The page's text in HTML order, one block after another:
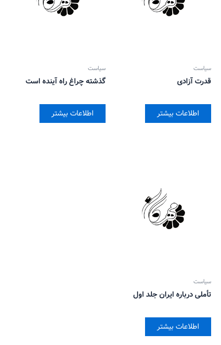
سیاست
قدرت آزادی
اطلاعات بیشتر
سیاست
گذشته چراغ راه آینده است
اطلاعات بیشتر
سیاست
تأملی درباره ایران جلد اول
اطلاعات بیشتر